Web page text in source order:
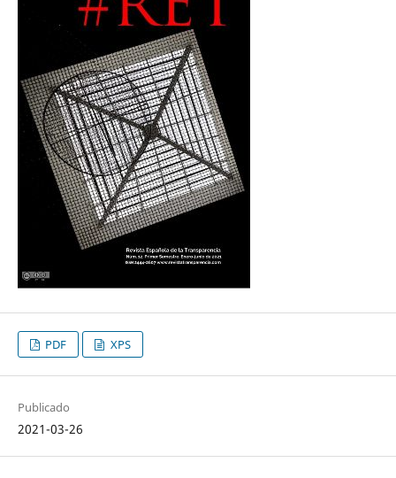
PDF XPS
Publicado
2021-03-26